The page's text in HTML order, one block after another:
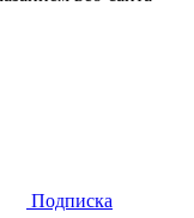
Подписка